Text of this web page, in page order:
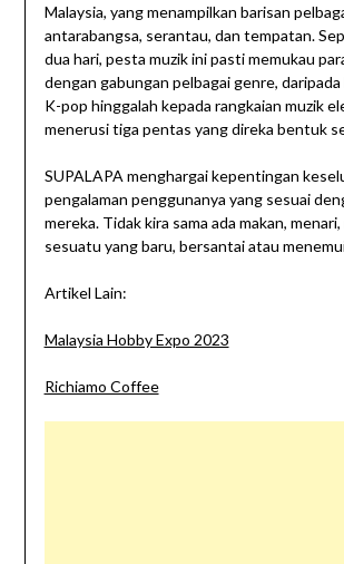
Malaysia, yang menampilkan barisan
antarabangsa, serantau, dan tempatan.
dua hari, pesta muzik ini pasti memukau
dengan gabungan pelbagai genre,
K-pop hinggalah kepada rangkaian muzik
menerusi tiga pentas yang direka bentuk
SUPALAPA menghargai kepentingan
pengalaman penggunanya yang sesuai
mereka. Tidak kira sama ada makan,
sesuatu yang baru, bersantai atau
Artikel Lain:
Malaysia Hobby Expo 2023
Richiamo Coffee